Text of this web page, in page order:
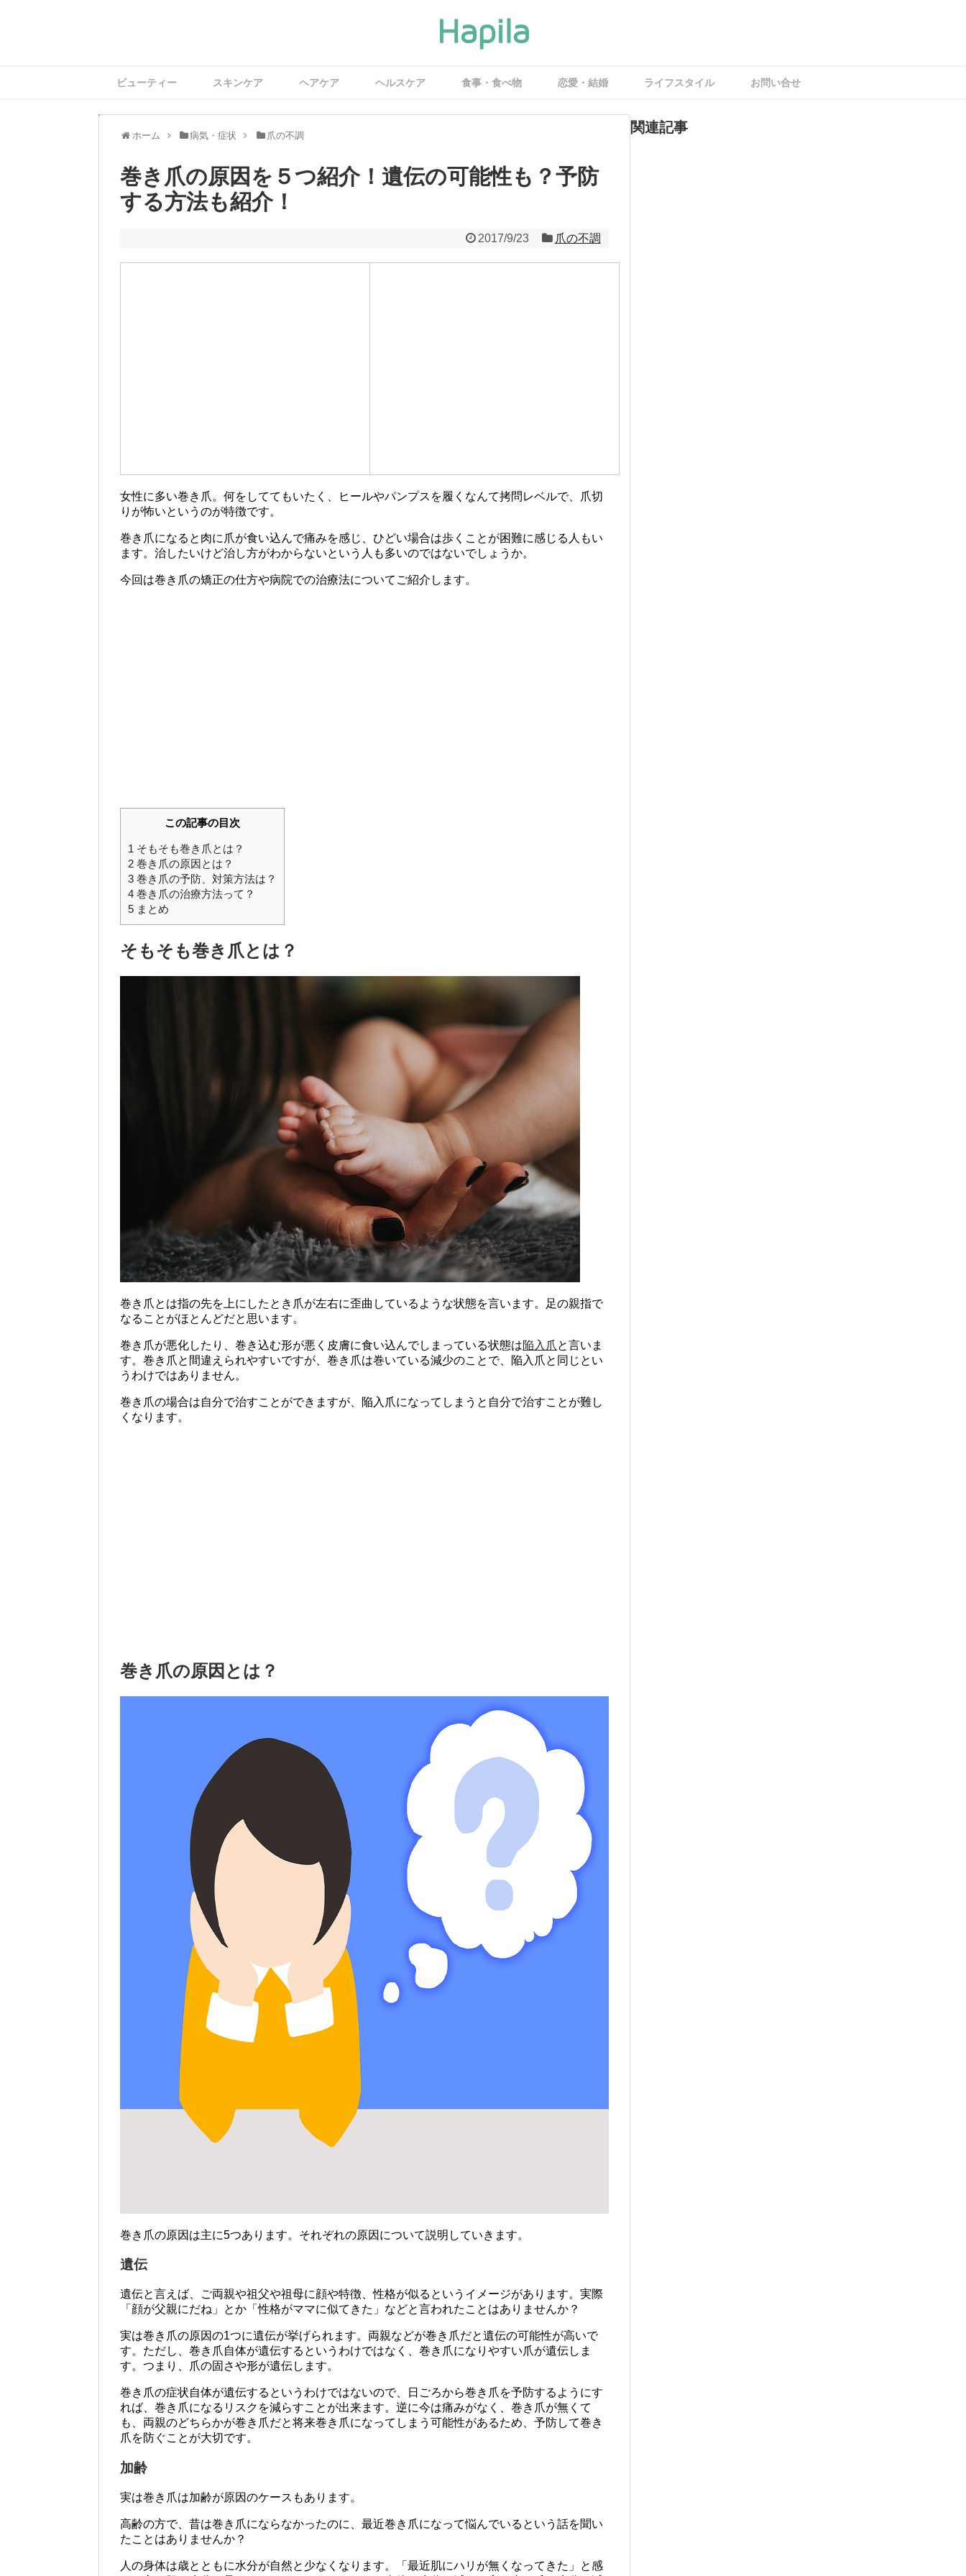
ビューティー スキンケア ヘアケア ヘルスケア 食事・食べ物 恋愛・結婚 ライフスタイル お問い合せ
ホーム 病気・症状 爪の不調
巻き爪の原因を５つ紹介！遺伝の可能性も？予防
する方法も紹介！
2017/9/23 爪の不調
女性に多い巻き爪。何をしててもいたく、ヒールやパンプスを履くなんて拷問レベルで、爪切
りが怖いというのが特徴です。
巻き爪になると肉に爪が食い込んで痛みを感じ、ひどい場合は歩くことが困難に感じる人もい
ます。治したいけど治し方がわからないという人も多いのではないでしょうか。
今回は巻き爪の矯正の仕方や病院での治療法についてご紹介します。
この記事の目次
1 そもそも巻き爪とは？
2 巻き爪の原因とは？
3 巻き爪の予防、対策方法は？
4 巻き爪の治療方法って？
5 まとめ
そもそも巻き爪とは？
巻き爪とは指の先を上にしたとき爪が左右に歪曲しているような状態を言います。足の親指で
なることがほとんどだと思います。
巻き爪が悪化したり、巻き込む形が悪く皮膚に食い込んでしまっている状態は陥入爪 と言いま
す。巻き爪と間違えられやすいですが、巻き爪は巻いている減少のことで、陥入爪と同じとい
うわけではありません。
巻き爪の場合は自分で治すことができますが、陥入爪になってしまうと自分で治すことが難し
くなります。
巻き爪の原因とは？
巻き爪の原因は主に5つあります。それぞれの原因について説明していきます。
遺伝
遺伝と言えば、ご両親や祖父や祖母に顔や特徴、性格が似るというイメージがあります。実際
「顔が父親にだね」とか「性格がママに似てきた」などと言われたことはありませんか？
実は巻き爪の原因の1つに遺伝が挙げられます。両親などが巻き爪だと遺伝の可能性が高いで
す。ただし、巻き爪自体が遺伝するというわけではなく、巻き爪になりやすい爪が遺伝しま
す。つまり、爪の固さや形が遺伝します。
巻き爪の症状自体が遺伝するというわけではないので、日ごろから巻き爪を予防するようにす
れば、巻き爪になるリスクを減らすことが出来ます。逆に今は痛みがなく、巻き爪が無くて
も、両親のどちらかが巻き爪だと将来巻き爪になってしまう可能性があるため、予防して巻き
爪を防ぐことが大切です。
加齢
実は巻き爪は加齢が原因のケースもあります。
高齢の方で、昔は巻き爪にならなかったのに、最近巻き爪になって悩んでいるという話を聞い
たことはありませんか？
人の身体は歳とともに水分が自然と少なくなります。「最近肌にハリが無くなってきた」と感
関連記事